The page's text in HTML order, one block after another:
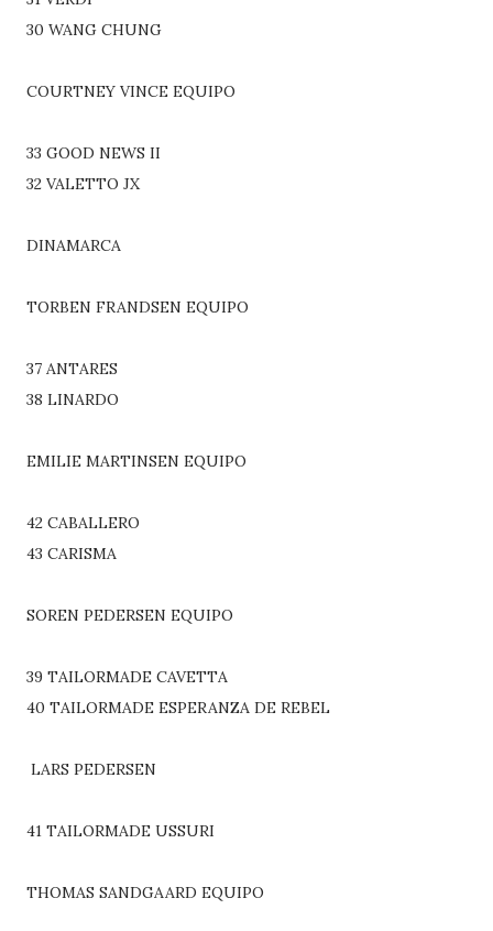
30 WANG CHUNG
COURTNEY VINCE EQUIPO
33 GOOD NEWS II
32 VALETTO JX
DINAMARCA
TORBEN FRANDSEN EQUIPO
37 ANTARES
38 LINARDO
EMILIE MARTINSEN EQUIPO
42 CABALLERO
43 CARISMA
SOREN PEDERSEN EQUIPO
39 TAILORMADE CAVETTA
40 TAILORMADE ESPERANZA DE REBEL
LARS PEDERSEN
41 TAILORMADE USSURI
THOMAS SANDGAARD EQUIPO